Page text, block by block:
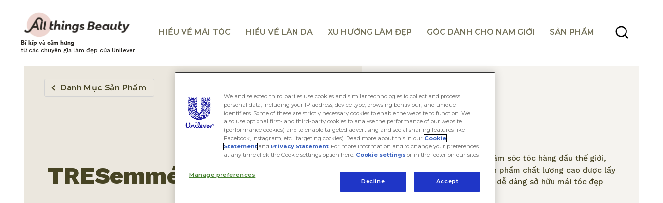
Bí kíp và cảm hứng
từ các chuyên gia làm đẹp của Unilever
HIỂU VỀ MÁI TÓC HIỂU VỀ LÀN DA XU HƯỚNG LÀM ĐẸP GÓC DÀNH CHO NAM GIỚI SẢN PHẨM
Danh Mục Sản Phẩm
TRESemmé
TRESemmé, thương hiệu chăm sóc tóc hàng đầu thế giới,
mang đến cho bạn những sản phẩm chất lượng cao được lấy
cảm hứng từ salon, giúp bạn dễ dàng sở hữu mái tóc đẹp
như ý tại nhà.
We and selected third parties use cookies and similar technologies to collect and process
personal data, including your IP address, device type, browsing behaviour, and unique
identifiers. Some of these are strictly necessary cookies to enable the website to function. We
also use optional first- and third-party cookies to analyse the performance of our website
(performance cookies) and to enable targeted advertising and social sharing features like
Facebook, Instagram, etc. (targeting cookies). Read more about this in our Cookie
Statement and Privacy Statement. For more information and to change your preferences
at any time click the Cookie settings option here: Cookie settings or in the footer on our sites.
Manage preferences
Decline
Accept